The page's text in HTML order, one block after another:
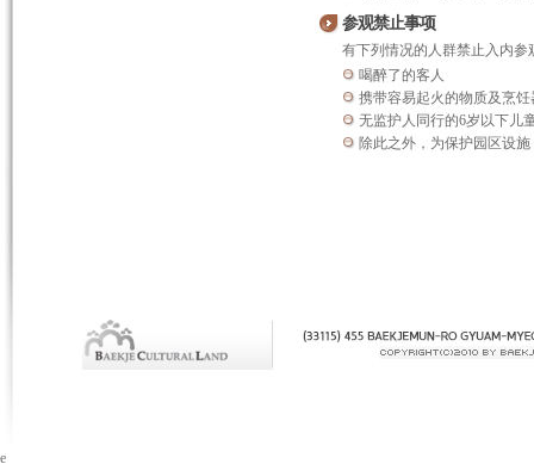
参观禁止事项
有下列情况的人群禁止入内参
喝醉了的客人
携带容易起火的物质及烹
无监护人同行的6岁以下儿
除此之外，为保护园区设
e